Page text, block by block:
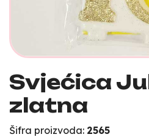
Svjećica
zlatna
Šifra proizvoda: 2565